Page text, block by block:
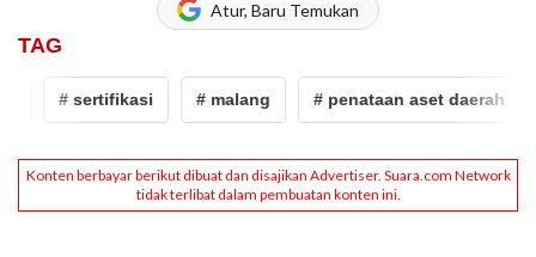
Atur, Baru Temukan
TAG
# sertifikasi # malang # penataan aset daerah